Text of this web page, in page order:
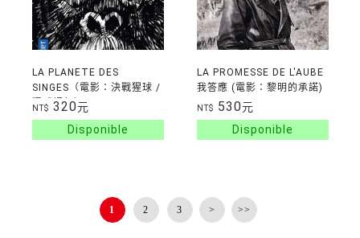
LA PLANETE DES
SINGES（電影：決戰猩球 /
猩球崛起）
NT$ 320元
LA PROMESSE DE L'AUBE
我答應 (電影：黎明的承諾)
NT$ 530元
1 2 3 > >>